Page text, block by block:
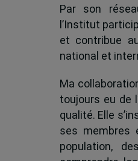
Par son
l’Institut
et contribue
national et
Ma
toujours eu de
qualité. Elle
ses membres
population,